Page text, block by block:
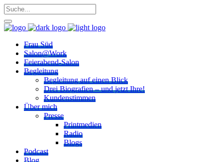
Frau Süd
Salon@Work
Feierabend-Salon
Begleitung
Begleitung auf einen Blick
Drei Biografien – und jetzt Ihre!
Kundenstimmen
Über mich
Presse
Printmedien
Radio
Blogs
Podcast
Blog